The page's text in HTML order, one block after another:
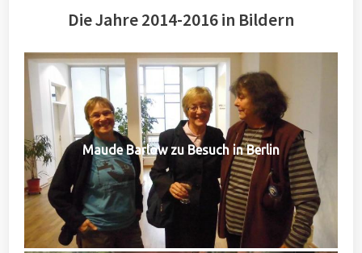
Die Jahre 2014-2016 in Bildern
Maude Barlow zu Besuch in Berlin